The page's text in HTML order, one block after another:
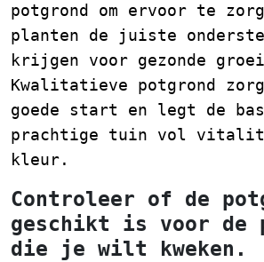
potgrond om ervoor te
planten de juiste
krijgen voor gezonde
Kwalitatieve potgrond
goede start en legt de
prachtige tuin vol
kleur.
Controleer of de
geschikt is voor de
die je wilt kweken.